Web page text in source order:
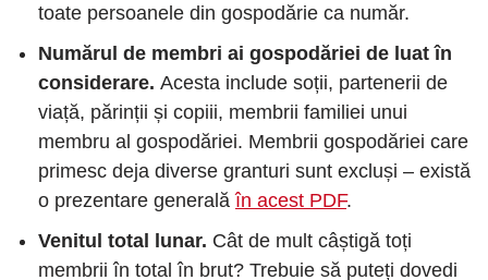
toate persoanele din gospodărie ca număr.
Numărul de membri ai gospodăriei de luat în
considerare. Acesta include soții, partenerii de
viață, părinții și copiii, membrii familiei unui
membru al gospodăriei. Membrii gospodăriei care
primesc deja diverse granturi sunt excluși – există
o prezentare generalăîn acest PDF.
Venitul total lunar. Cât de mult câștigă toți
membrii în total în brut? Trebuie să puteți dovedi